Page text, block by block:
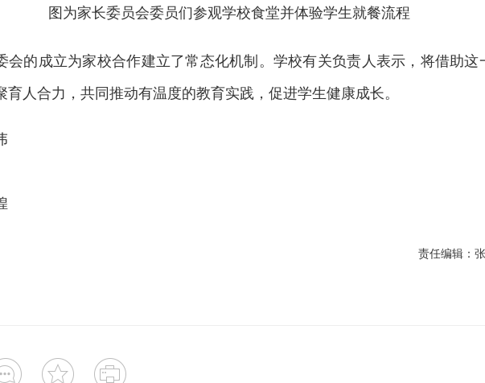
图为家长委员会委员们参观学校食堂并体验学生就餐流程
会的成立为家校合作建立了常态化机制。学校有关负责人表示，将借助这
育人合力，共同推动有温度的教育实践，促进学生健康成长。
责任编辑：